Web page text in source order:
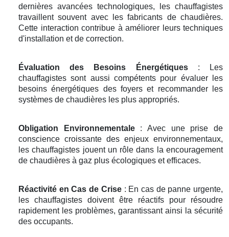
dernières avancées technologiques, les chauffagistes
travaillent souvent avec les fabricants de chaudières.
Cette interaction contribue à améliorer leurs techniques
d'installation et de correction.
Évaluation des Besoins Énergétiques: Les
chauffagistes sont aussi compétents pour évaluer les
besoins énergétiques des foyers et recommander les
systèmes de chaudières les plus appropriés.
Obligation Environnementale: Avec une prise de
conscience croissante des enjeux environnementaux,
les chauffagistes jouent un rôle dans la encouragement
de chaudières à gaz plus écologiques et efficaces.
Réactivité en Cas de Crise: En cas de panne urgente,
les chauffagistes doivent être réactifs pour résoudre
rapidement les problèmes, garantissant ainsi la sécurité
des occupants.